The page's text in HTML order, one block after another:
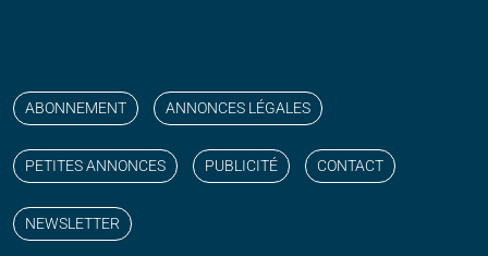
ABONNEMENT ANNONCES LÉGALES
PETITES ANNONCES PUBLICITÉ CONTACT
NEWSLETTER